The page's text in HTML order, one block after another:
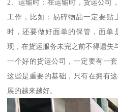
2、运输时：在运输时，货运公司
工作，比如：易碎物品一定要贴
时，还要做好面单的保管，面单
现，在货运服务未完之前不得遗失
一个好的货运公司，一定要有一
这些是重要的基础，只有在拥有
展的越来越好。